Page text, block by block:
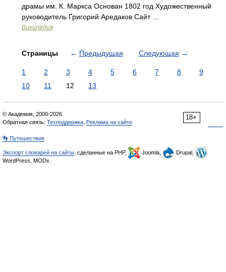
драмы им. К. Маркса Основан 1802 год Художественный
руководитель Григорий Аредаков Сайт …
Википедия
Страницы ← Предыдущая Следующая →
1 2 3 4 5 6 7 8
9
10
11 12 13
18+
© Академик, 2000-2026
Обратная связь: Техподдержка Реклама на сайте
👣 Путешествия
Экспорт словарей на сайты , сделанные на PHP, Joomla,
Drupal,
WordPress, MODx.